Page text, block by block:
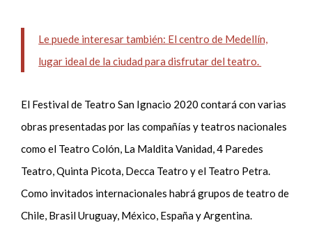
Le puede interesar también: El centro de Medellín,
lugar ideal de la ciudad para disfrutar del teatro.
El Festival de Teatro San Ignacio 2020 contará con varias
obras presentadas por las compañías y teatros nacionales
como el Teatro Colón, La Maldita Vanidad, 4 Paredes
Teatro, Quinta Picota, Decca Teatro y el Teatro Petra.
Como invitados internacionales habrá grupos de teatro de
Chile, Brasil Uruguay, México, España y Argentina.